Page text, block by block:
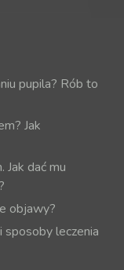
pupila? Rób to
Jak
dać mu
objawy?
sposoby leczenia